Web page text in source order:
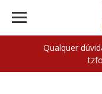
Qualquer